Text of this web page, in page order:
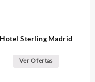
Hotel Sterling Madrid
Ver Ofertas